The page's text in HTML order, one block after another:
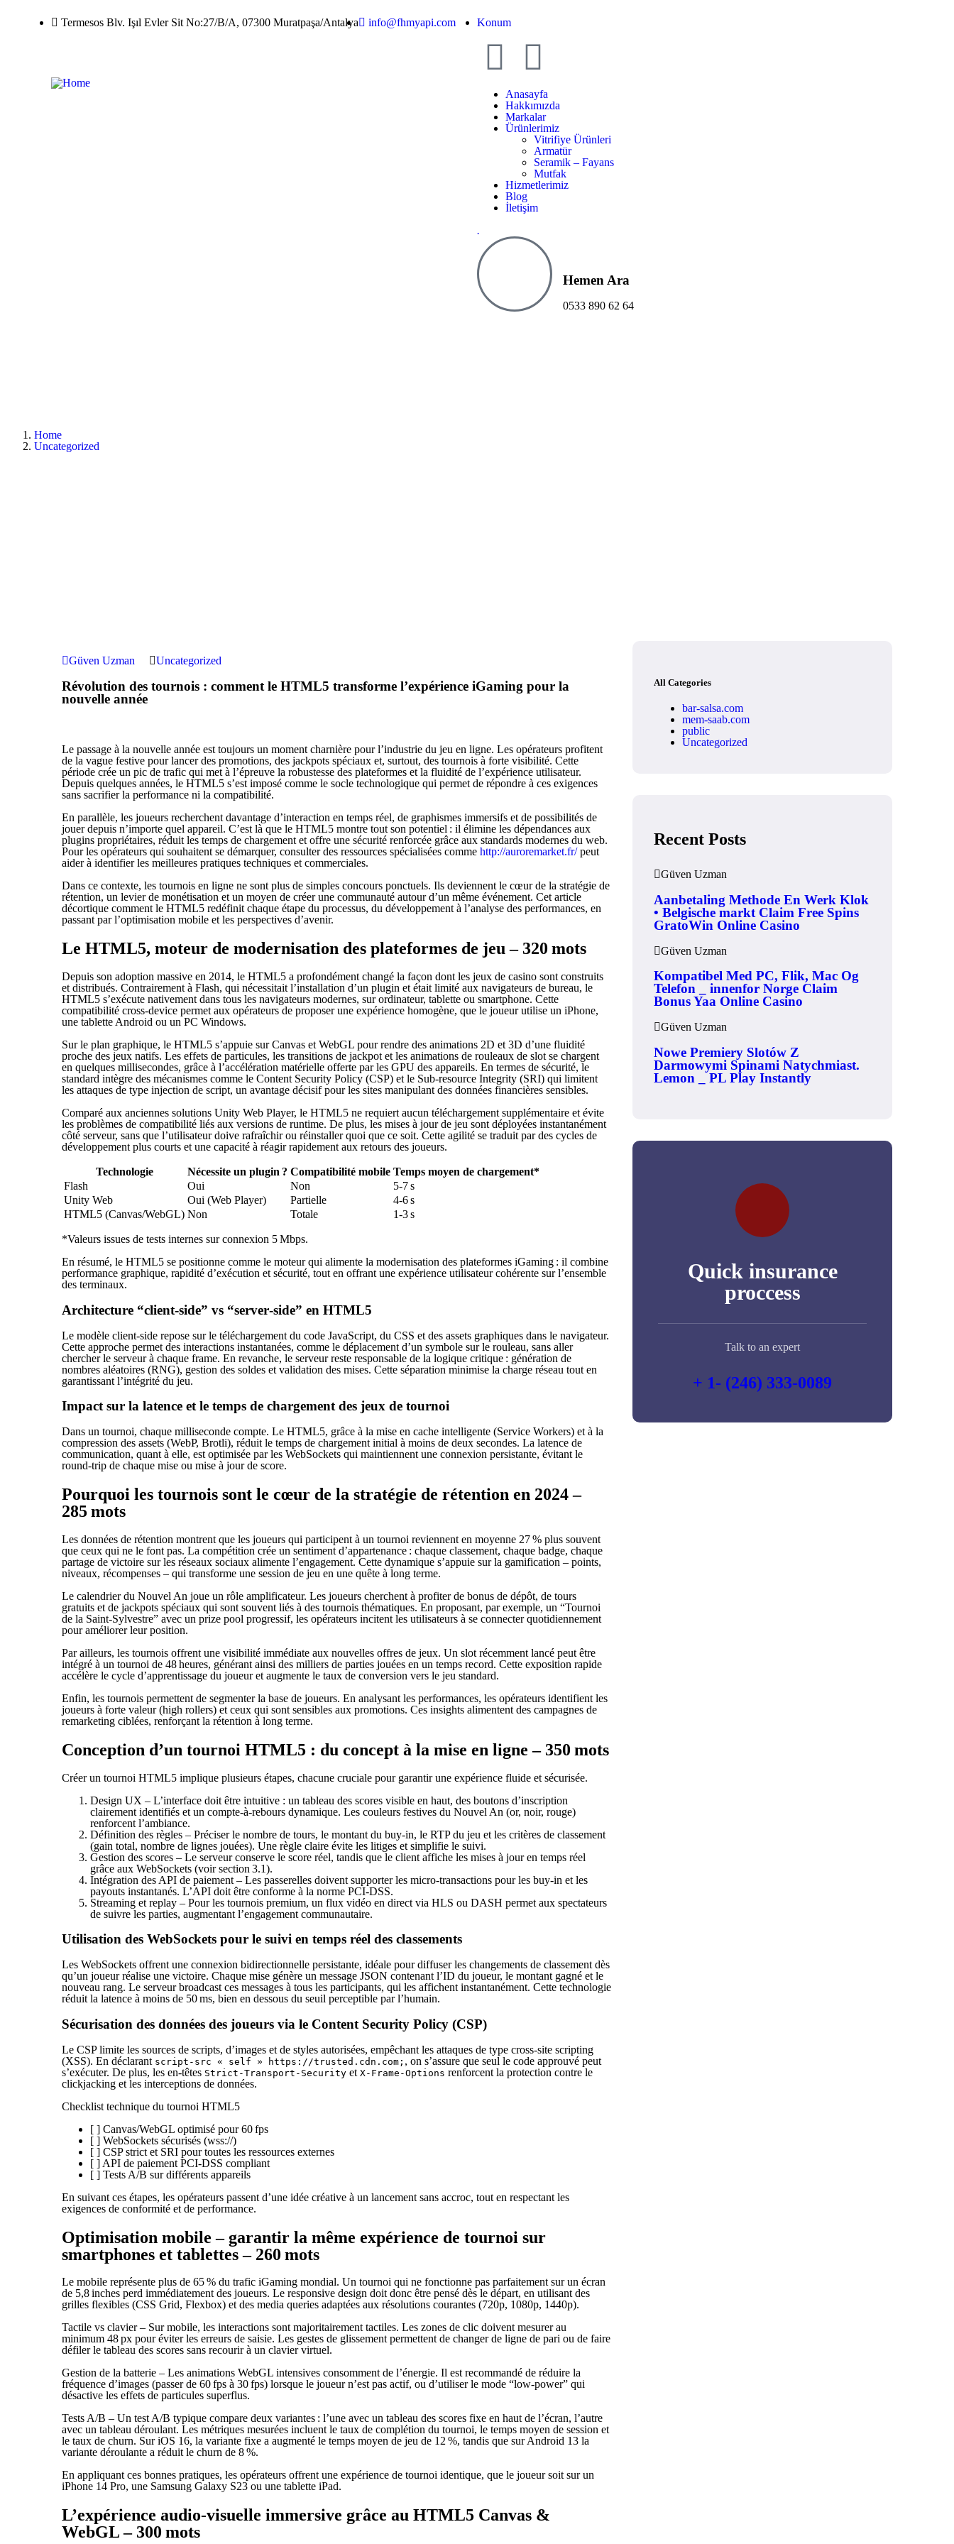
Termesos Blv. Işıl Evler Sit No:27/B/A, 07300 Muratpaşa/Antalya info@fhmyapi.com Konum
Anasayfa
Hakkımızda
Markalar
Ürünlerimiz
Vitrifiye Ürünleri
Armatür
Seramik – Fayans
Mutfak
Hizmetlerimiz
Blog
İletişim
.
Hemen Ara
0533 890 62 64
Home
Uncategorized
Güven Uzman Uncategorized
Révolution des tournois : comment le HTML5 transforme l’expérience iGaming pour la
nouvelle année
Le passage à la nouvelle année est toujours un moment charnière pour l’industrie du jeu en ligne. Les opérateurs profitent
de la vague festive pour lancer des promotions, des jackpots spéciaux et, surtout, des tournois à forte visibilité. Cette
période crée un pic de trafic qui met à l’épreuve la robustesse des plateformes et la fluidité de l’expérience utilisateur.
Depuis quelques années, le HTML5 s’est imposé comme le socle technologique qui permet de répondre à ces exigences
sans sacrifier la performance ni la compatibilité.
En parallèle, les joueurs recherchent davantage d’interaction en temps réel, de graphismes immersifs et de possibilités de
jouer depuis n’importe quel appareil. C’est là que le HTML5 montre tout son potentiel : il élimine les dépendances aux
plugins propriétaires, réduit les temps de chargement et offre une sécurité renforcée grâce aux standards modernes du web.
Pour les opérateurs qui souhaitent se démarquer, consulter des ressources spécialisées comme http://auroremarket.fr/peut
aider à identifier les meilleures pratiques techniques et commerciales.
Dans ce contexte, les tournois en ligne ne sont plus de simples concours ponctuels. Ils deviennent le cœur de la stratégie de
rétention, un levier de monétisation et un moyen de créer une communauté autour d’un même événement. Cet article
décortique comment le HTML5 redéfinit chaque étape du processus, du développement à l’analyse des performances, en
passant par l’optimisation mobile et les perspectives d’avenir.
Le HTML5, moteur de modernisation des plateformes de jeu – 320 mots
Depuis son adoption massive en 2014, le HTML5 a profondément changé la façon dont les jeux de casino sont construits
et distribués. Contrairement à Flash, qui nécessitait l’installation d’un plugin et était limité aux navigateurs de bureau, le
HTML5 s’exécute nativement dans tous les navigateurs modernes, sur ordinateur, tablette ou smartphone. Cette
compatibilité cross‑device permet aux opérateurs de proposer une expérience homogène, que le joueur utilise un iPhone,
une tablette Android ou un PC Windows.
Sur le plan graphique, le HTML5 s’appuie sur Canvas et WebGL pour rendre des animations 2D et 3D d’une fluidité
proche des jeux natifs. Les effets de particules, les transitions de jackpot et les animations de rouleaux de slot se chargent
en quelques millisecondes, grâce à l’accélération matérielle offerte par les GPU des appareils. En termes de sécurité, le
standard intègre des mécanismes comme le Content Security Policy (CSP) et le Sub‑resource Integrity (SRI) qui limitent
les attaques de type injection de script, un avantage décisif pour les sites manipulant des données financières sensibles.
Comparé aux anciennes solutions Unity Web Player, le HTML5 ne requiert aucun téléchargement supplémentaire et évite
les problèmes de compatibilité liés aux versions de runtime. De plus, les mises à jour de jeu sont déployées instantanément
côté serveur, sans que l’utilisateur doive rafraîchir ou réinstaller quoi que ce soit. Cette agilité se traduit par des cycles de
développement plus courts et une capacité à réagir rapidement aux retours des joueurs.
Technologie Nécessite un plugin ? Compatibilité mobile Temps moyen de chargement*
Flash
Oui Non
5‑7 s
Unity Web
Oui (Web Player) Partielle
4‑6 s
HTML5 (Canvas/WebGL) Non Totale 1‑3 s
*Valeurs issues de tests internes sur connexion 5 Mbps.
En résumé, le HTML5 se positionne comme le moteur qui alimente la modernisation des plateformes iGaming : il combine
performance graphique, rapidité d’exécution et sécurité, tout en offrant une expérience utilisateur cohérente sur l’ensemble
des terminaux.
Architecture “client‑side” vs “server‑side” en HTML5
Le modèle client‑side repose sur le téléchargement du code JavaScript, du CSS et des assets graphiques dans le navigateur.
Cette approche permet des interactions instantanées, comme le déplacement d’un symbole sur le rouleau, sans aller
chercher le serveur à chaque frame. En revanche, le serveur reste responsable de la logique critique : génération de
nombres aléatoires (RNG), gestion des soldes et validation des mises. Cette séparation minimise la charge réseau tout en
garantissant l’intégrité du jeu.
Impact sur la latence et le temps de chargement des jeux de tournoi
Dans un tournoi, chaque milliseconde compte. Le HTML5, grâce à la mise en cache intelligente (Service Workers) et à la
compression des assets (WebP, Brotli), réduit le temps de chargement initial à moins de deux secondes. La latence de
communication, quant à elle, est optimisée par les WebSockets qui maintiennent une connexion persistante, évitant le
round‑trip de chaque mise ou mise à jour de score.
Pourquoi les tournois sont le cœur de la stratégie de rétention en 2024 –
285 mots
Les données de rétention montrent que les joueurs qui participent à un tournoi reviennent en moyenne 27 % plus souvent
que ceux qui ne le font pas. La compétition crée un sentiment d’appartenance : chaque classement, chaque badge, chaque
partage de victoire sur les réseaux sociaux alimente l’engagement. Cette dynamique s’appuie sur la gamification – points,
niveaux, récompenses – qui transforme une session de jeu en une quête à long terme.
Le calendrier du Nouvel An joue un rôle amplificateur. Les joueurs cherchent à profiter de bonus de dépôt, de tours
gratuits et de jackpots spéciaux qui sont souvent liés à des tournois thématiques. En proposant, par exemple, un “Tournoi
de la Saint‑Sylvestre” avec un prize pool progressif, les opérateurs incitent les utilisateurs à se connecter quotidiennement
pour améliorer leur position.
Par ailleurs, les tournois offrent une visibilité immédiate aux nouvelles offres de jeux. Un slot récemment lancé peut être
intégré à un tournoi de 48 heures, générant ainsi des milliers de parties jouées en un temps record. Cette exposition rapide
accélère le cycle d’apprentissage du joueur et augmente le taux de conversion vers le jeu standard.
Enfin, les tournois permettent de segmenter la base de joueurs. En analysant les performances, les opérateurs identifient les
joueurs à forte valeur (high rollers) et ceux qui sont sensibles aux promotions. Ces insights alimentent des campagnes de
remarketing ciblées, renforçant la rétention à long terme.
Conception d’un tournoi HTML5 : du concept à la mise en ligne – 350 mots
Créer un tournoi HTML5 implique plusieurs étapes, chacune cruciale pour garantir une expérience fluide et sécurisée.
Design UX – L’interface doit être intuitive : un tableau des scores visible en haut, des boutons d’inscription
clairement identifiés et un compte‑à‑rebours dynamique. Les couleurs festives du Nouvel An (or, noir, rouge)
renforcent l’ambiance.
Définition des règles – Préciser le nombre de tours, le montant du buy‑in, le RTP du jeu et les critères de classement
(gain total, nombre de lignes jouées). Une règle claire évite les litiges et simplifie le suivi.
Gestion des scores – Le serveur conserve le score réel, tandis que le client affiche les mises à jour en temps réel
grâce aux WebSockets (voir section 3.1).
Intégration des API de paiement – Les passerelles doivent supporter les micro‑transactions pour les buy‑in et les
payouts instantanés. L’API doit être conforme à la norme PCI‑DSS.
Streaming et replay – Pour les tournois premium, un flux vidéo en direct via HLS ou DASH permet aux spectateurs
de suivre les parties, augmentant l’engagement communautaire.
Utilisation des WebSockets pour le suivi en temps réel des classements
Les WebSockets offrent une connexion bidirectionnelle persistante, idéale pour diffuser les changements de classement dès
qu’un joueur réalise une victoire. Chaque mise génère un message JSON contenant l’ID du joueur, le montant gagné et le
nouveau rang. Le serveur broadcast ces messages à tous les participants, qui les affichent instantanément. Cette technologie
réduit la latence à moins de 50 ms, bien en dessous du seuil perceptible par l’humain.
Sécurisation des données des joueurs via le Content Security Policy (CSP)
Le CSP limite les sources de scripts, d’images et de styles autorisées, empêchant les attaques de type cross‑site scripting
(XSS). En déclarant script-src « self » https://trusted.cdn.com; , on s’assure que seul le code approuvé peut
s’exécuter. De plus, les en‑têtes Strict-Transport-Security et X-Frame-Options renforcent la protection contre le
clickjacking et les interceptions de données.
Checklist technique du tournoi HTML5
[ ] Canvas/WebGL optimisé pour 60 fps
[ ] WebSockets sécurisés (wss://)
[ ] CSP strict et SRI pour toutes les ressources externes
[ ] API de paiement PCI‑DSS compliant
[ ] Tests A/B sur différents appareils
En suivant ces étapes, les opérateurs passent d’une idée créative à un lancement sans accroc, tout en respectant les
exigences de conformité et de performance.
Optimisation mobile – garantir la même expérience de tournoi sur
smartphones et tablettes – 260 mots
Le mobile représente plus de 65 % du trafic iGaming mondial. Un tournoi qui ne fonctionne pas parfaitement sur un écran
de 5,8 inches perd immédiatement des joueurs. Le responsive design doit donc être pensé dès le départ, en utilisant des
grilles flexibles (CSS Grid, Flexbox) et des media queries adaptées aux résolutions courantes (720p, 1080p, 1440p).
Tactile vs clavier – Sur mobile, les interactions sont majoritairement tactiles. Les zones de clic doivent mesurer au
minimum 48 px pour éviter les erreurs de saisie. Les gestes de glissement permettent de changer de ligne de pari ou de faire
défiler le tableau des scores sans recourir à un clavier virtuel.
Gestion de la batterie – Les animations WebGL intensives consomment de l’énergie. Il est recommandé de réduire la
fréquence d’images (passer de 60 fps à 30 fps) lorsque le joueur n’est pas actif, ou d’utiliser le mode “low‑power” qui
désactive les effets de particules superflus.
Tests A/B – Un test A/B typique compare deux variantes : l’une avec un tableau des scores fixe en haut de l’écran, l’autre
avec un tableau déroulant. Les métriques mesurées incluent le taux de complétion du tournoi, le temps moyen de session et
le taux de churn. Sur iOS 16, la variante fixe a augmenté le temps moyen de jeu de 12 %, tandis que sur Android 13 la
variante déroulante a réduit le churn de 8 %.
En appliquant ces bonnes pratiques, les opérateurs offrent une expérience de tournoi identique, que le joueur soit sur un
iPhone 14 Pro, une Samsung Galaxy S23 ou une tablette iPad.
L’expérience audio‑visuelle immersive grâce au HTML5 Canvas &
WebGL – 300 mots
All Categories
bar-salsa.com
mem-saab.com
public
Uncategorized
Recent Posts
Güven Uzman
Aanbetaling Methode En Werk Klok
• Belgische markt Claim Free Spins
GratoWin Online Casino
Güven Uzman
Kompatibel Med PC, Flik, Mac Og
Telefon _ innenfor Norge Claim
Bonus Yaa Online Casino
Güven Uzman
Nowe Premiery Slotów Z
Darmowymi Spinami Natychmiast.
Lemon _ PL Play Instantly
Quick insurance
proccess
Talk to an expert
+ 1- (246) 333-0089